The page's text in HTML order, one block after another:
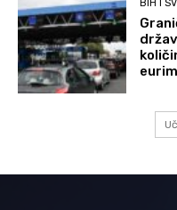
BIH I